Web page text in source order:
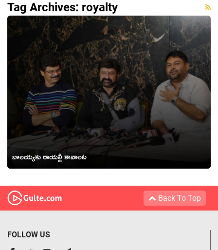
Tag Archives: royalty
బాలయ్యకు రాయల్టీ కావాలట
Back To Top
FOLLOW US